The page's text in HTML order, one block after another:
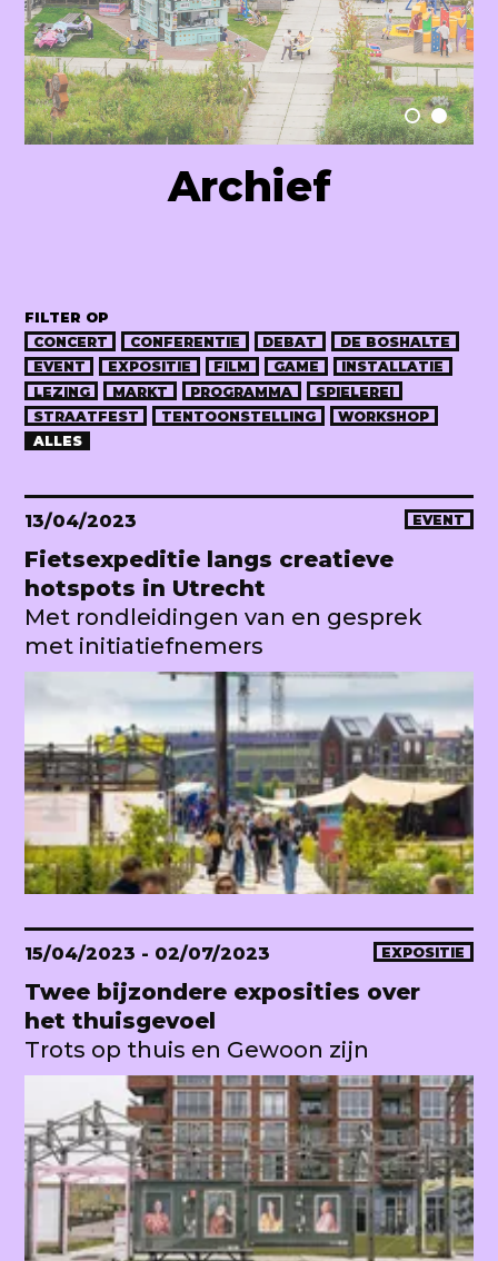
Raum Lab
Archief
FILTER OP
CONCERT
CONFERENTIE DEBAT
DE BOSHALTE
EVENT
EXPOSITIE FILM GAME
INSTALLATIE
LEZING
MARKT PROGRAMMA
SPIELEREI
STRAATFEST
TENTOONSTELLING
WORKSHOP
ALLES
13/04/2023 EVENT
Fietsexpeditie langs creatieve
hotspots in Utrecht
Met rondleidingen van en gesprek
met initiatiefnemers
15/04/2023 - 02/07/2023 EXPOSITIE
Twee bijzondere exposities over
het thuisgevoel
Trots op thuis en Gewoon zijn